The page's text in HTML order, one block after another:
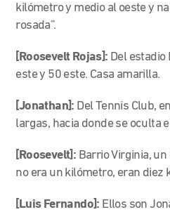
kilómetro y medio al oeste y
rosada”.
[Roosevelt Rojas]: Del estadio
este y 50 este. Casa amarilla.
[Jonathan]: Del Tennis Club,
largas, hacia donde se oculta
[Roosevelt]: Barrio Virginia,
no era un kilómetro, eran diez
[Luis Fernando]: Ellos son